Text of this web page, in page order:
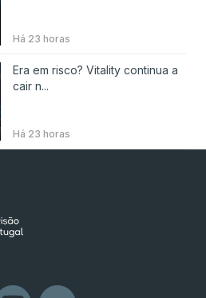
Há 23 horas
Era em risco? Vitality continua a
cair n...
Há 23 horas